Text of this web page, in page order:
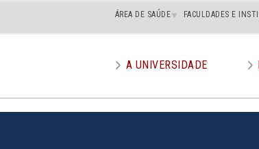
Main
superior
ÁREA DE SAÚDE FACULDADES E
menu
A UNIVERSIDADE